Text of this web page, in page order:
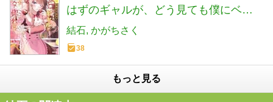
はずのギャルが、どう見ても僕にベタ
惚れです 13 (HJ文庫 ゆ 02-01-13)
結石 かがちさく
38
もっと見る